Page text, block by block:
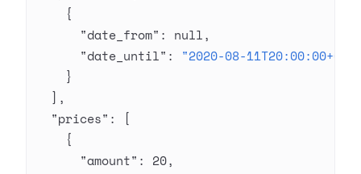
    {
      "date_from"
: null,
      "date_until"
: "2020-08-
    }
  ],
  "prices"
: [
    {
      "amount"
: 20,